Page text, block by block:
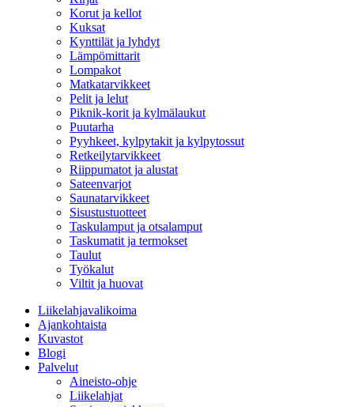
Korut ja kellot
Kuksat
Kynttilät ja lyhdyt
Lämpömittarit
Lompakot
Matkatarvikkeet
Pelit ja lelut
Piknik-korit ja kylmälaukut
Puutarha
Pyyhkeet, kylpytakit ja kylpytossut
Retkeilytarvikkeet
Riippumatot ja alustat
Sateenvarjot
Saunatarvikkeet
Sisustustuotteet
Taskulamput ja otsalamput
Taskumatit ja termokset
Taulut
Työkalut
Viltit ja huovat
Liikelahjavalikoima
Ajankohtaista
Kuvastot
Blogi
Palvelut
Aineisto-ohje
Liikelahjat